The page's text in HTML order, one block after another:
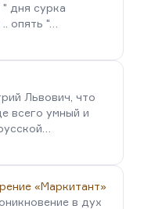
" дня сурка
опять "…
Львович, что
всего умный и
«Маркитант»
в дух